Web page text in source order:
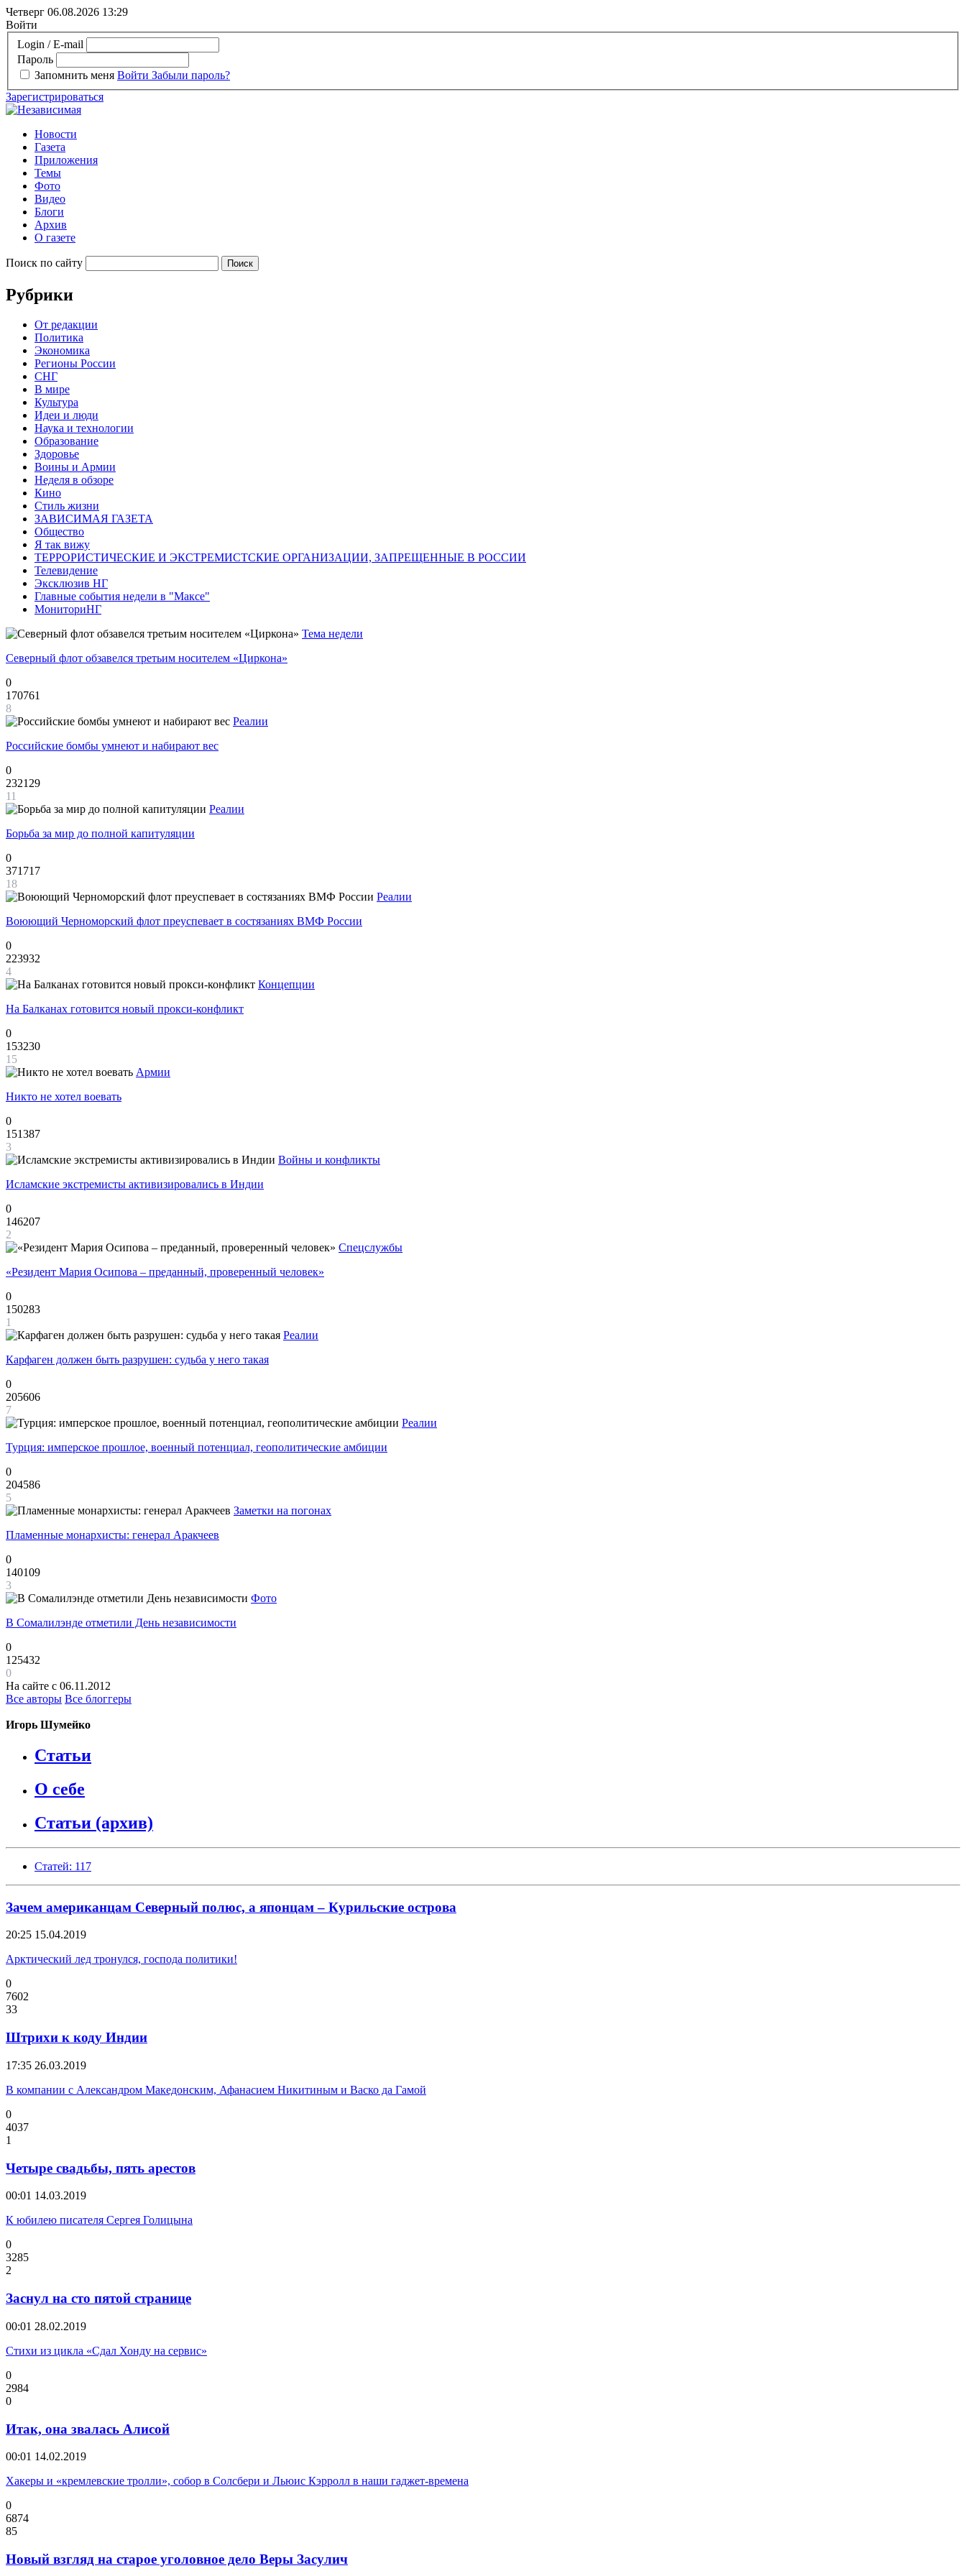
Четверг 06.08.2026 13:29
Войти
Login / E-mail
Пароль
Запомнить меня Войти Забыли пароль?
Зарегистрироваться
Новости
Газета
Приложения
Темы
Фото
Видео
Блоги
Архив
О газете
Поиск по сайту
Рубрики
От редакции
Политика
Экономика
Регионы России
СНГ
В мире
Культура
Идеи и люди
Наука и технологии
Образование
Здоровье
Воины и Армии
Неделя в обзоре
Кино
Стиль жизни
ЗАВИСИМАЯ ГАЗЕТА
Общество
Я так вижу
ТЕРРОРИСТИЧЕСКИЕ И ЭКСТРЕМИСТСКИЕ ОРГАНИЗАЦИИ, ЗАПРЕЩЕННЫЕ В РОССИИ
Телевидение
Эксклюзив НГ
Главные события недели в "Максе"
МониториНГ
Тема недели
Северный флот обзавелся третьим носителем «Циркона»
0
170761
8
Реалии
Российские бомбы умнеют и набирают вес
0
232129
11
Реалии
Борьба за мир до полной капитуляции
0
371717
18
Реалии
Воюющий Черноморский флот преуспевает в состязаниях ВМФ России
0
223932
4
Концепции
На Балканах готовится новый прокси-конфликт
0
153230
15
Армии
Никто не хотел воевать
0
151387
3
Войны и конфликты
Исламские экстремисты активизировались в Индии
0
146207
2
Спецслужбы
«Резидент Мария Осипова – преданный, проверенный человек»
0
150283
1
Реалии
Карфаген должен быть разрушен: судьба у него такая
0
205606
7
Реалии
Турция: имперское прошлое, военный потенциал, геополитические амбиции
0
204586
5
Заметки на погонах
Пламенные монархисты: генерал Аракчеев
0
140109
3
Фото
В Сомалилэнде отметили День независимости
0
125432
0
На сайте с 06.11.2012
Все авторы Все блоггеры
Игорь Шумейко
Статьи
О себе
Статьи (архив)
Статей: 117
Зачем американцам Северный полюс, а японцам – Курильские острова
20:25 15.04.2019
Арктический лед тронулся, господа политики!
0
7602
33
Штрихи к коду Индии
17:35 26.03.2019
В компании с Александром Македонским, Афанасием Никитиным и Васко да Гамой
0
4037
1
Четыре свадьбы, пять арестов
00:01 14.03.2019
К юбилею писателя Сергея Голицына
0
3285
2
Заснул на сто пятой странице
00:01 28.02.2019
Стихи из цикла «Сдал Хонду на сервис»
0
2984
0
Итак, она звалась Алисой
00:01 14.02.2019
Хакеры и «кремлевские тролли», собор в Солсбери и Льюис Кэрролл в наши гаджет-времена
0
6874
85
Новый взгляд на старое уголовное дело Веры Засулич